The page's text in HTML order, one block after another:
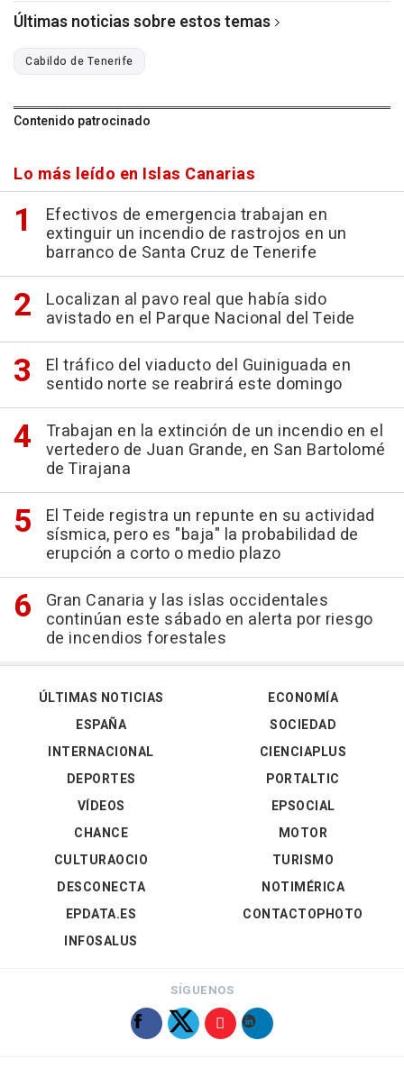
Últimas noticias sobre estos temas
Cabildo de Tenerife
Contenido patrocinado
Lo más leído en Islas Canarias
Efectivos de emergencia trabajan en
extinguir un incendio de rastrojos en un
barranco de Santa Cruz de Tenerife
Localizan al pavo real que había sido
avistado en el Parque Nacional del Teide
El tráfico del viaducto del Guiniguada en
sentido norte se reabrirá este domingo
Trabajan en la extinción de un incendio en el
vertedero de Juan Grande, en San Bartolomé
de Tirajana
El Teide registra un repunte en su actividad
sísmica, pero es "baja" la probabilidad de
erupción a corto o medio plazo
Gran Canaria y las islas occidentales
continúan este sábado en alerta por riesgo
de incendios forestales
ÚLTIMAS NOTICIAS
ESPAÑA
INTERNACIONAL
DEPORTES
VÍDEOS
ECONOMÍA
SOCIEDAD
CIENCIAPLUS
PORTALTIC
EPSOCIAL
CHANCE
CULTURAOCIO
DESCONECTA
EPDATA.ES
INFOSALUS
MOTOR
TURISMO
NOTIMÉRICA
CONTACTOPHOTO
SÍGUENOS